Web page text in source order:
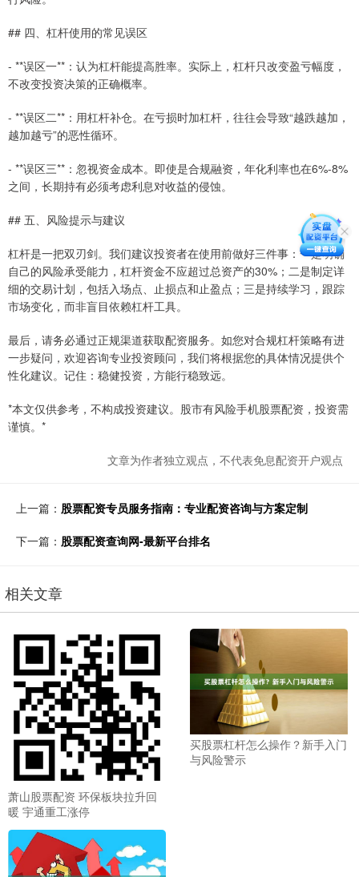
## 四、杠杆使用的常见误区
- **误区一**：认为杠杆能提高胜率。实际上，杠杆只改变盈亏幅度，
不改变投资决策的正确概率。
- **误区二**：用杠杆补仓。在亏损时加杠杆，往往会导致“越跌越加，
越加越亏”的恶性循环。
- **误区三**：忽视资金成本。即使是合规融资，年化利率也在6%-8%
之间，长期持有必须考虑利息对收益的侵蚀。
## 五、风险提示与建议
杠杆是一把双刃剑。我们建议投资者在使用前做好三件事：一是明确
自己的风险承受能力，杠杆资金不应超过总资产的30%；二是制定详
细的交易计划，包括入场点、止损点和止盈点；三是持续学习，跟踪
市场变化，而非盲目依赖杠杆工具。
最后，请务必通过正规渠道获取配资服务。如您对合规杠杆策略有进
一步疑问，欢迎咨询专业投资顾问，我们将根据您的具体情况提供个
性化建议。记住：稳健投资，方能行稳致远。
*本文仅供参考，不构成投资建议。股市有风险手机股票配资，投资需
谨慎。*
文章为作者独立观点，不代表免息配资开户观点
上一篇： 股票配资专员服务指南：专业配资咨询与方案定制
下一篇： 股票配资查询网-最新平台排名
相关文章
萧山股票配资 环保板块拉升回
暖 宇通重工涨停
买股票杠杆怎么操作？新手入门
与风险警示